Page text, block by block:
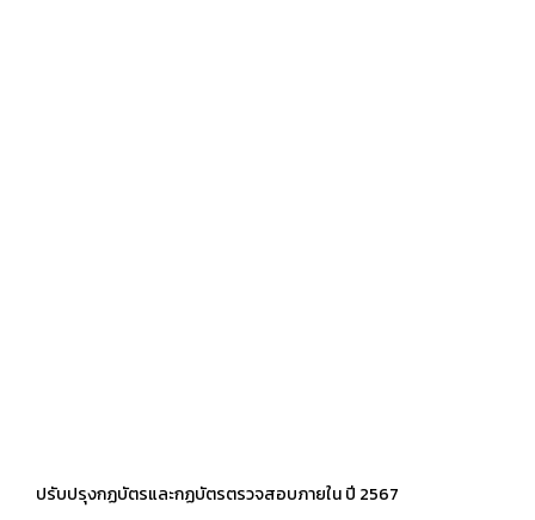
ปรับปรุงกฏบัตรและกฏบัตรตรวจสอบภายใน ปี 2567